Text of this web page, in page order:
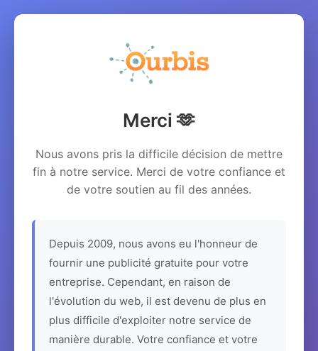
Merci 🫶
Nous avons pris la difficile décision de mettre
fin à notre service. Merci de votre confiance et
de votre soutien au fil des années.
Depuis 2009, nous avons eu l'honneur de
fournir une publicité gratuite pour votre
entreprise. Cependant, en raison de
l'évolution du web, il est devenu de plus en
plus difficile d'exploiter notre service de
manière durable. Votre confiance et votre